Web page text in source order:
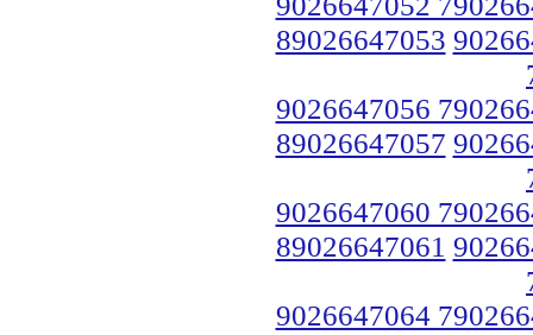
89026647053
9026647056
89026647057
9026647060
89026647061
9026647064